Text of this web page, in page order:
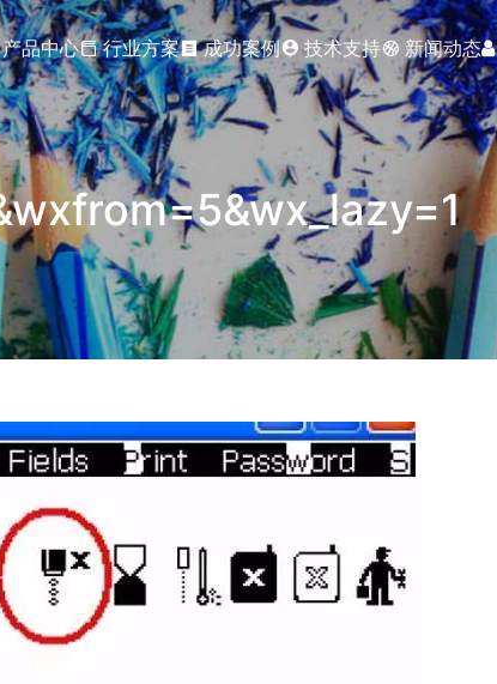
产品中心 行业方案 成功案例 技术支持 新闻动态